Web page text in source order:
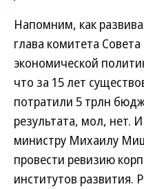
Напомним, как
глава комитета
экономической
что за 15 лет
потратили 5 трлн
результата, мол, нет.
министру Михаилу
провести ревизию
институтов развития.